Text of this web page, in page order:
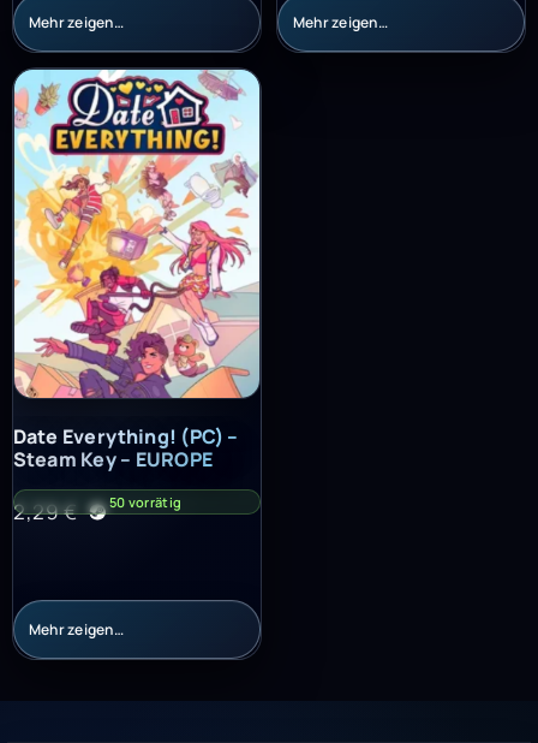
Mehr zeigen… Mehr zeigen…
Date Everything! (PC) – Steam Key – EUROPE
Date Everything! (PC) –
Steam Key – EUROPE
2,29€ 50 vorrätig
Mehr zeigen…